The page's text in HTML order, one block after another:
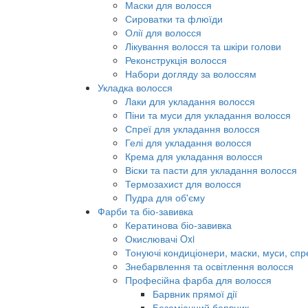
Маски для волосся
Сироватки та флюїди
Олії для волосся
Лікування волосся та шкіри голови
Реконструкція волосся
Набори догляду за волоссям
Укладка волосся
Лаки для укладання волосся
Піни та муси для укладання волосся
Спреї для укладання волосся
Гелі для укладання волосся
Крема для укладання волосся
Віски та пасти для укладання волосся
Термозахист для волосся
Пудра для об'єму
Фарби та біо-завивка
Кератинова біо-завивка
Окислювачі Oxi
Тонуючі кондиціонери, маски, муси,
Знебарвлення та освітлення волосся
Професійна фарба для волосся
Барвник прямої дії